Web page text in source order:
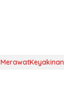
MerawatKeyakinan